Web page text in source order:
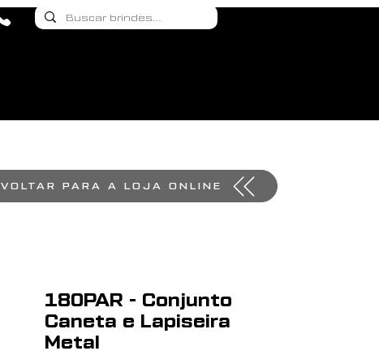
180PAR - Conjunto
Caneta e Lapiseira
Metal
VOLTAR PARA A LOJA ONLINE